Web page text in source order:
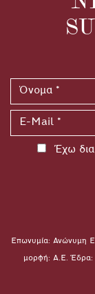
Έχω
Επωνυμία: Ανώνυμη
μορφή: A.E.